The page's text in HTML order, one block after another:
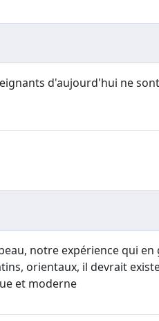
d'aujourd'hui ne
notre expérience qui
orientaux, il devrait
et moderne